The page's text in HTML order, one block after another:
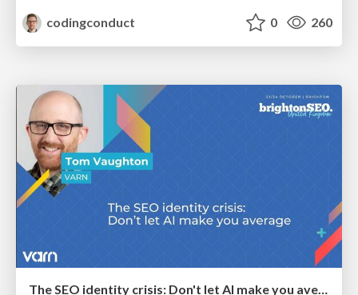
codingconduct
0 260
The SEO identity crisis: Don't let AI make you average